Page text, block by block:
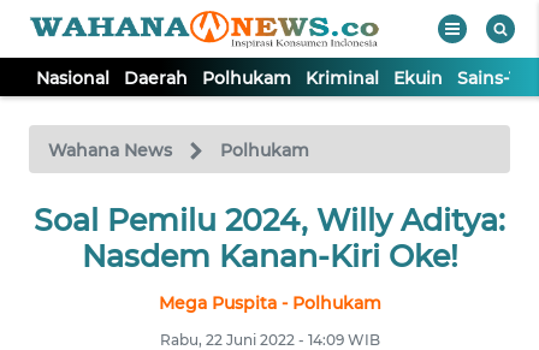
Nasional Daerah Polhukam Kriminal Ekuin Sains-
Wahana News Polhukam
Soal Pemilu 2024, Willy Aditya:
Nasdem Kanan-Kiri Oke!
Mega Puspita - Polhukam
Rabu, 22 Juni 2022 - 14:09 WIB
TV
Tutup
NASIONAL